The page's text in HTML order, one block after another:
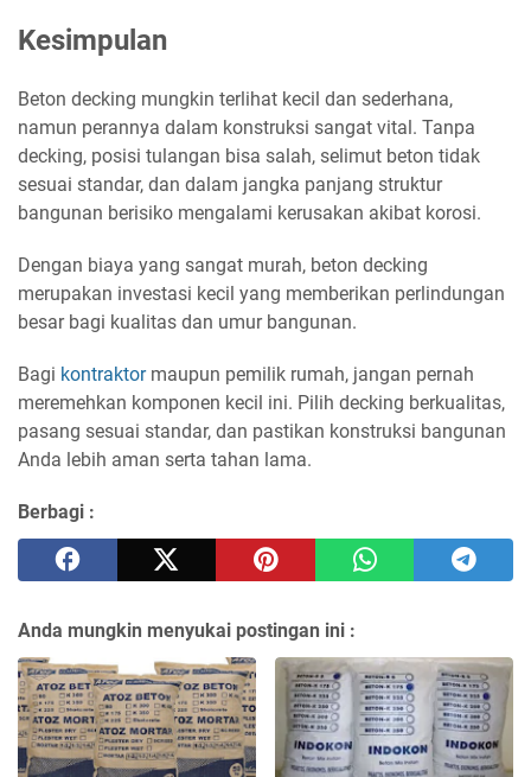
Kesimpulan
Beton decking mungkin terlihat kecil dan sederhana,
namun perannya dalam konstruksi sangat vital. Tanpa
decking, posisi tulangan bisa salah, selimut beton tidak
sesuai standar, dan dalam jangka panjang struktur
bangunan berisiko mengalami kerusakan akibat korosi.
Dengan biaya yang sangat murah, beton decking
merupakan investasi kecil yang memberikan perlindungan
besar bagi kualitas dan umur bangunan.
Bagi kontraktormaupun pemilik rumah, jangan pernah
meremehkan komponen kecil ini. Pilih decking berkualitas,
pasang sesuai standar, dan pastikan konstruksi bangunan
Anda lebih aman serta tahan lama.
Berbagi :
Anda mungkin menyukai postingan ini :